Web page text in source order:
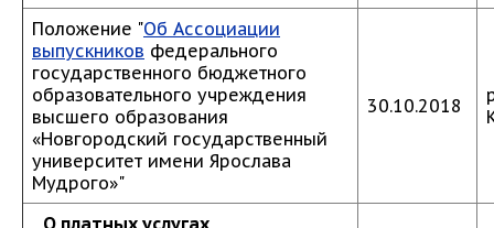
Положение "Об Ассоциации
выпускников федерального
государственного бюджетного
образовательного учреждения
высшего образования
«Новгородский государственный
университет имени Ярослава
Мудрого»"
30.10.2018
О платных услугах